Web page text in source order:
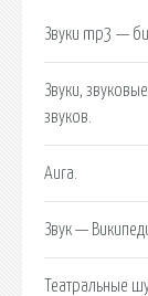
Звуки mp3 —
Звуки,
звуков.
Aura.
Звук —
Театральные